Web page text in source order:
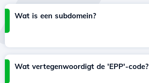
Wat is een subdomein?
Wat vertegenwoordigt de 'EPP'-code?